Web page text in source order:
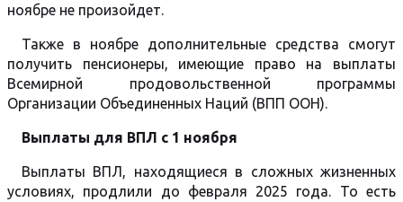
ноябре не произойдет.
Также в ноябре дополнительные средства смогут
получить пенсионеры, имеющие право на выплаты
Всемирной продовольственной программы
Организации Объединенных Наций (ВПП ООН).
Выплаты для ВПЛ с 1 ноября
Выплаты ВПЛ, находящиеся в сложных жизненных
условиях, продлили до февраля 2025 года. То есть